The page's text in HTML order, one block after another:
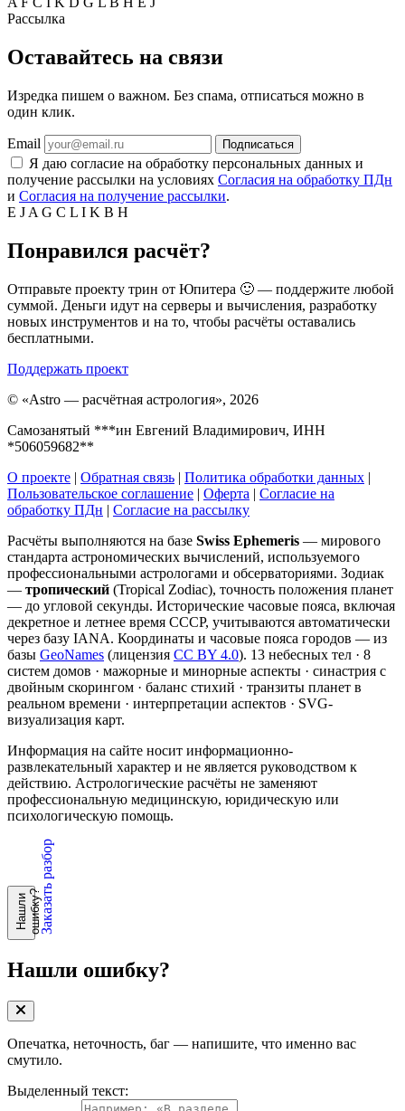
Рассылка
Оставайтесь на связи
Изредка пишем о важном. Без спама, отписаться можно в
один клик.
Email Подписаться
Я даю согласие на обработку персональных данных и
получение рассылки на условиях Согласия на обработку ПДн
и Согласия на получение рассылки.
E J A G C L I K B H
Понравился расчёт?
Отправьте проекту трин от Юпитера 🙂 — поддержите любой
суммой. Деньги идут на серверы и вычисления, разработку
новых инструментов и на то, чтобы расчёты оставались
бесплатными.
Поддержать проект
© «Astro — расчётная астрология», 2026
Самозанятый ***ин Евгений Владимирович, ИНН
*506059682**
О проекте | Обратная связь | Политика обработки данных |
Пользовательское соглашение | Оферта | Согласие на
обработку ПДн | Согласие на рассылку
Расчёты выполняются на базе Swiss Ephemeris — мирового
стандарта астрономических вычислений, используемого
профессиональными астрологами и обсерваториями. Зодиак
— тропический (Tropical Zodiac), точность положения планет
— до угловой секунды. Исторические часовые пояса, включая
декретное и летнее время СССР, учитываются автоматически
через базу IANA. Координаты и часовые пояса городов — из
базы GeoNames (лицензия CC BY 4.0). 13 небесных тел · 8
систем домов · мажорные и минорные аспекты · синастрия с
двойным скорингом · баланс стихий · транзиты планет в
реальном времени · интерпретации аспектов · SVG-
визуализация карт.
Информация на сайте носит информационно-
развлекательный характер и не является руководством к
действию. Астрологические расчёты не заменяют
профессиональную медицинскую, юридическую или
психологическую помощь.
Н
а
ш
л
и
о
ш
и
б
к
у?Заказать разбор
Нашли ошибку?
Опечатка, неточность, баг — напишите, что именно вас
смутило.
Выделенный текст: